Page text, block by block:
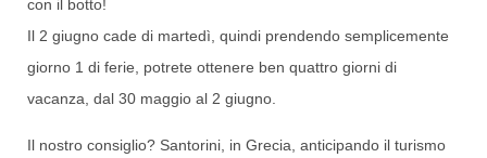
con il botto!
Il 2 giugno cade di martedì, quindi prendendo semplicemente
giorno 1 di ferie, potrete ottenere ben quattro giorni di
vacanza, dal 30 maggio al 2 giugno.
Il nostro consiglio? Santorini, in Grecia, anticipando il turismo